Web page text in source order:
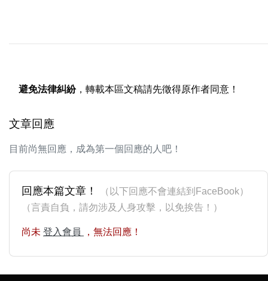
避免法律糾紛，轉載本區文稿請先徵得原作者同意！
文章回應
目前尚無回應，成為第一個回應的人吧！
回應本篇文章！
（以下回應不會連結到FaceBook）
（言責自負，請勿涉及人身攻擊，以免挨告！）
尚未 登入會員 ，無法回應！